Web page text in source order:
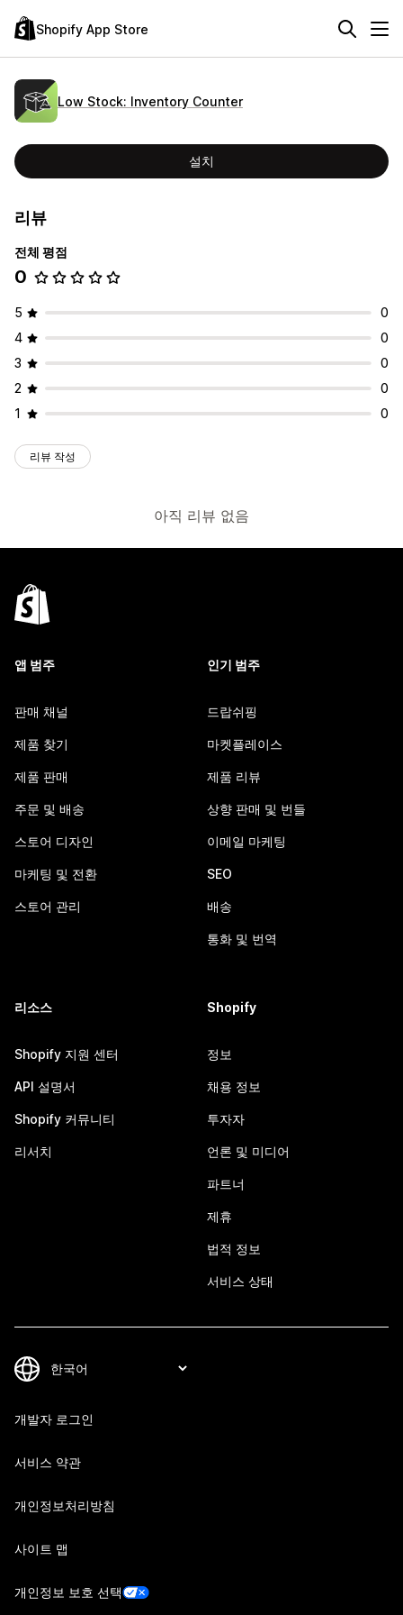
Shopify App Store
Low Stock: Inventory Counter
설치
리뷰
전체 평점
0
5
0
4
0
3
0
2
0
1
0
리뷰 작성
아직 리뷰 없음
앱 범주
판매 채널
제품 찾기
제품 판매
주문 및 배송
스토어 디자인
마케팅 및 전환
스토어 관리
인기 범주
드랍쉬핑
마켓플레이스
제품 리뷰
상향 판매 및 번들
이메일 마케팅
SEO
배송
통화 및 번역
리소스
Shopify 지원 센터
API 설명서
Shopify 커뮤니티
리서치
Shopify
정보
채용 정보
투자자
언론 및 미디어
파트너
제휴
법적 정보
서비스 상태
개발자 로그인
서비스 약관
개인정보처리방침
사이트 맵
개인정보 보호 선택